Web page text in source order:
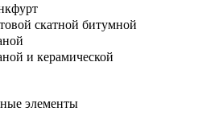
скатной битумной
и керамической
элементы